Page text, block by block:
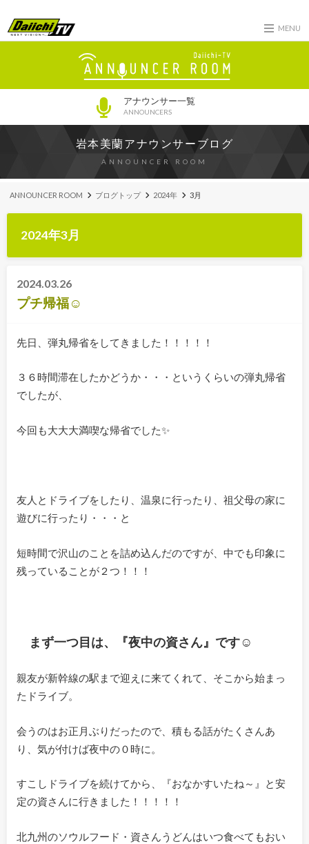
MENU
アナウンサー一覧
ANNOUNCERS
岩本美蘭アナウンサーブログ
ANNOUNCER ROOM
ANNOUNCER ROOM ブログトップ 2024年 3月
2024年3月
2024.03.26
プチ帰福☺
先日、弾丸帰省をしてきました！！！！！
３６時間滞在したかどうか・・・というくらいの弾丸帰省
でしたが、
今回も大大大満喫な帰省でした✨
友人とドライブをしたり、温泉に行ったり、祖父母の家に
遊びに行ったり・・・と
短時間で沢山のことを詰め込んだのですが、中でも印象に
残っていることが２つ！！！
まず一つ目は、『夜中の資さん』です☺
親友が新幹線の駅まで迎えに来てくれて、そこから始まっ
たドライブ。
会うのはお正月ぶりだったので、積もる話がたくさんあ
り、気が付けば夜中の０時に。
すこしドライブを続けてから、『おなかすいたね～』と安
定の資さんに行きました！！！！！
北九州のソウルフード・資さんうどんはいつ食べてもおい